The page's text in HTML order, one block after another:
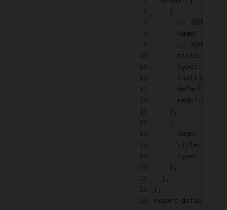
{
// 对应 1.0
      name
:
// 对应 1.0
      title
:
      type
:
      tooltip
      defaultValue
      required
},
{
      name
:
      title
:
      type
:
},
],
} ;
export default